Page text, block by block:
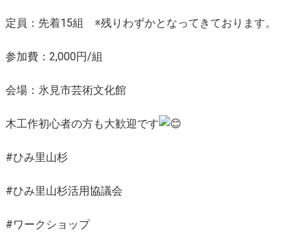
定員：先着15組 ※残りわずかとなってきております。
参加費：2,000円/組
会場：氷見市芸術文化館
木工作初心者の方も大歓迎です
#ひみ里山杉
#ひみ里山杉活用協議会
#ワークショップ